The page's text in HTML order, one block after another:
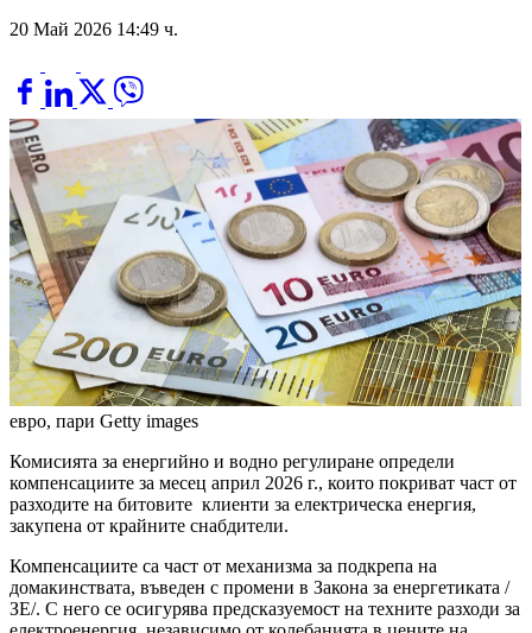
20 Май 2026 14:49 ч.
евро, пари Getty images
Комисията за енергийно и водно регулиране определи
компенсациите за месец април 2026 г., които покриват част от
разходите на битовите клиенти за електрическа енергия,
закупена от крайните снабдители.
Компенсациите са част от механизма за подкрепа на
домакинствата, въведен с промени в Закона за енергетиката /
ЗЕ/. С него се осигурява предсказуемост на техните разходи за